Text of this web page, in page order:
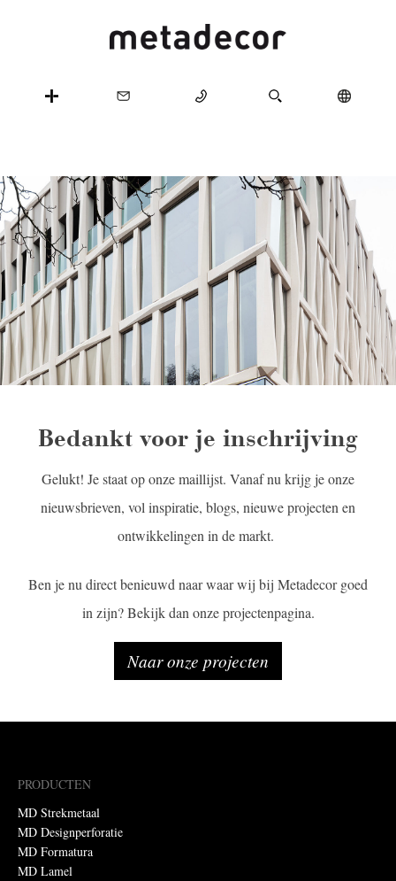
Bedankt voor je inschrijving
Gelukt! Je staat op onze maillijst. Vanaf nu krijg je onze
nieuwsbrieven, vol inspiratie, blogs, nieuwe projecten en
ontwikkelingen in de markt.
Ben je nu direct benieuwd naar waar wij bij Metadecor goed
in zijn? Bekijk dan onze projectenpagina.
Naar onze projecten
PRODUCTEN
MD Strekmetaal
MD Designperforatie
MD Formatura
MD Lamel